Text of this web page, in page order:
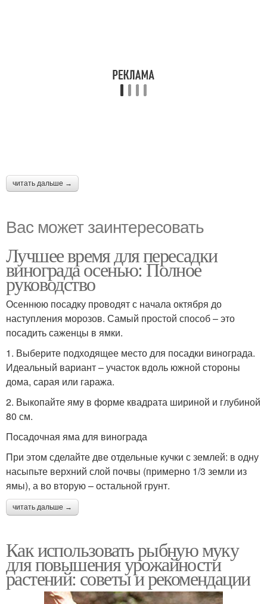
читать дальше →
Вас может заинтересовать
Лучшее время для пересадки
винограда осенью: Полное
руководство
Осеннюю посадку проводят с начала октября до
наступления морозов. Самый простой способ – это
посадить саженцы в ямки.
1. Выберите подходящее место для посадки винограда.
Идеальный вариант – участок вдоль южной стороны
дома, сарая или гаража.
2. Выкопайте яму в форме квадрата шириной и глубиной
80 см.
Посадочная яма для винограда
При этом сделайте две отдельные кучки с землей: в одну
насыпьте верхний слой почвы (примерно 1/3 земли из
ямы), а во вторую – остальной грунт.
читать дальше →
Как использовать рыбную муку
для повышения урожайности
растений: советы и рекомендации